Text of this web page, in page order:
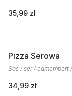
35,99 zł
Pizza Serowa
Sos / ser / camembert
34,99 zł